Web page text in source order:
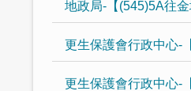
地政局-【(545)5A往金
更生保護會行政中心-
更生保護會行政中心-